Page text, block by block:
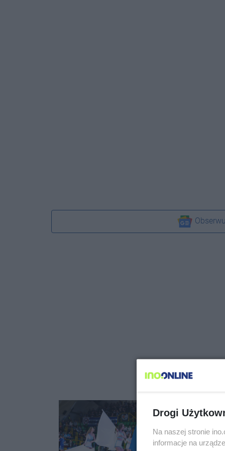
Drogi
Na naszej stronie
informacje na